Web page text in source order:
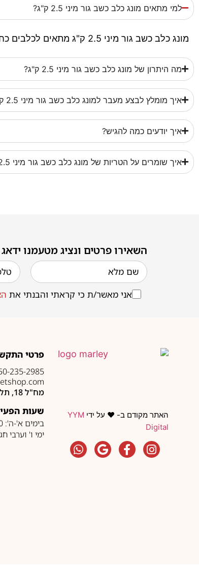
למי מתאים מונג כלב כשב גור מיני 2.5 ק"ג?
מונג כלב כשב גור מיני 2.5 ק"ג מתאים לכלבים כחלק משגרת תזונה יומיומית. הוא מתאים במיוחד לגורים או צעירים, בהתאם להוראות היצרן.
מה היתרון של מונג כלב כשב גור מיני 2.5 ק"ג?
איך מומלץ לבצע מעבר למונג כלב כשב גור מיני 2.5 ק"ג?
איך יודעים כמה להגיש?
איך שומרים על הטריות של מונג כלב כשב גור מיני 2.5 ק"ג?
השאירו פרטים ונציג מטעמנו
אני מאשר/ת כי קראתי והבנתי את
האתר מקודם ב- ❤️ על ידי YYM
Digital
פרטי
235-2985
מח"ל 18, תל אביב
שעות
בימים א'-ה': 10:00-20:00
ימי ו' וערבי חג: 10:00-